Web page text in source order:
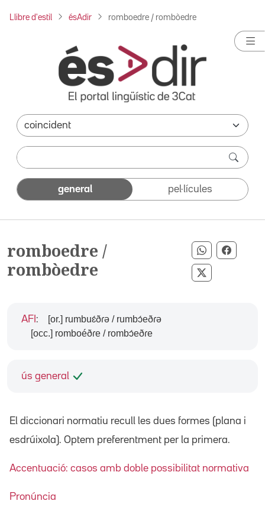
Llibre d'estil ésAdir romboedre / rombòedre
general pel·lícules
romboedre /
rombòedre
Compartir
Compartir
ús general
AFI :
[or.] rumbuɛ́ðɾə / rumbɔ́eðɾə
[occ.] romboéðɾe / rombɔ́eðɾe
El diccionari normatiu recull les dues formes (plana i
esdrúixola). Optem preferentment per la primera.
Accentuació: casos amb doble possibilitat normativa
Pronúncia